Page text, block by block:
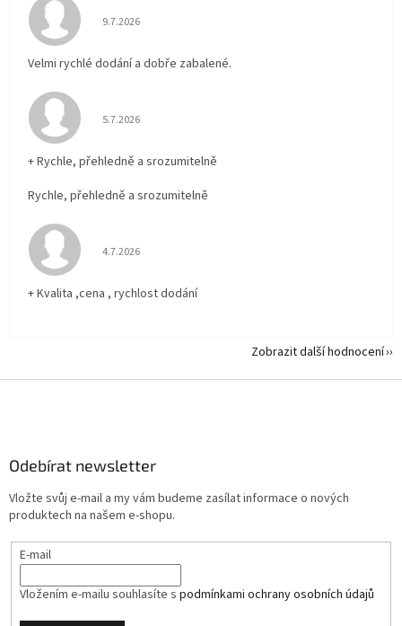
Hodnocení obchodu je 5 z 5 hvězdiček.
9.7.2026
Velmi rychlé dodání a dobře zabalené.
Hodnocení obchodu je 5 z 5 hvězdiček.
5.7.2026
+ Rychle, přehledně a srozumitelně
Rychle, přehledně a srozumitelně
Hodnocení obchodu je 5 z 5 hvězdiček.
4.7.2026
+ Kvalita ,cena , rychlost dodání
Zobrazit další hodnocení
Odebírat newsletter
Vložte svůj e-mail a my vám budeme zasílat informace o nových
produktech na našem e-shopu.
E-mail
Vložením e-mailu souhlasíte s podmínkami ochrany osobních údajů